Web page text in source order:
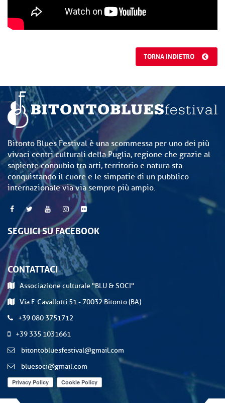
TORNA INDIETRO
Bitonto Blues Festival è una scommessa per uno dei più
vivaci centri culturali della Puglia, regione che grazie al
sapiente connubio tra arti, territorio e natura sta
conquistando il cuore e le simpatie di un pubblico
internazionale via via sempre più ampio.
SEGUICI SU FACEBOOK
CONTATTACI
Associazione culturale "BLU & SOCI"
Via F. Cavallotti 51 - 70032 Bitonto (BA)
+39 080 3751712
+39 335 1031661
bitontobluesfestival@gmail.com
bluesoci@gmail.com